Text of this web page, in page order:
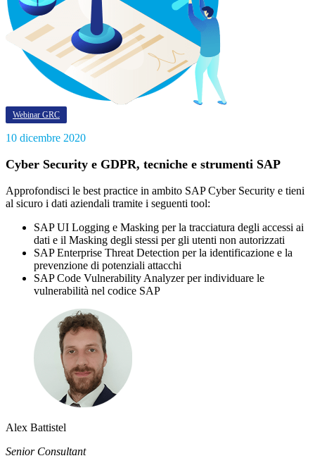
Webinar GRC
10 dicembre 2020
Cyber Security e GDPR, tecniche e strumenti SAP
Approfondisci le best practice in ambito SAP Cyber Security e tieni
al sicuro i dati aziendali tramite i seguenti tool:
SAP UI Logging e Masking per la tracciatura degli accessi ai
dati e il Masking degli stessi per gli utenti non autorizzati
SAP Enterprise Threat Detection per la identificazione e la
prevenzione di potenziali attacchi
SAP Code Vulnerability Analyzer per individuare le
vulnerabilità nel codice SAP
Alex Battistel
Senior Consultant